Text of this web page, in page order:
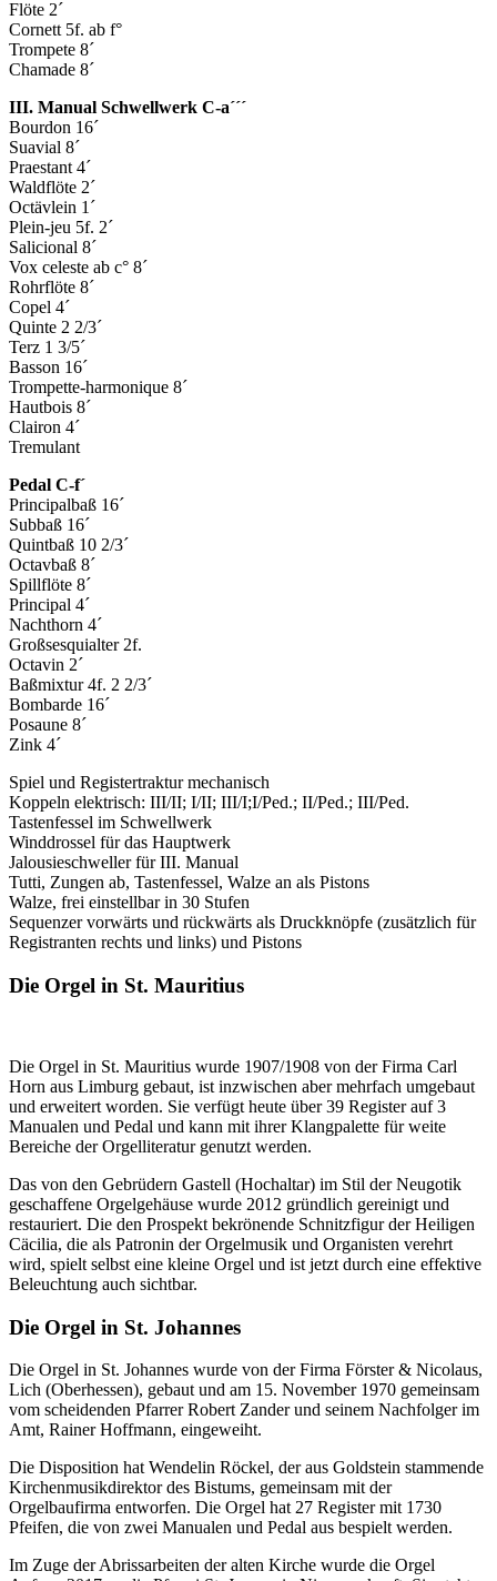
Flöte 2´
Cornett 5f. ab f°
Trompete 8´
Chamade 8´
III. Manual Schwellwerk C-a´´´
Bourdon 16´
Suavial 8´
Praestant 4´
Waldflöte 2´
Octävlein 1´
Plein-jeu 5f. 2´
Salicional 8´
Vox celeste ab c° 8´
Rohrflöte 8´
Copel 4´
Quinte 2 2/3´
Terz 1 3/5´
Basson 16´
Trompette-harmonique 8´
Hautbois 8´
Clairon 4´
Tremulant
Pedal C-f´
Principalbaß 16´
Subbaß 16´
Quintbaß 10 2/3´
Octavbaß 8´
Spillflöte 8´
Principal 4´
Nachthorn 4´
Großsesquialter 2f.
Octavin 2´
Baßmixtur 4f. 2 2/3´
Bombarde 16´
Posaune 8´
Zink 4´
Spiel und Registertraktur mechanisch
Koppeln elektrisch: III/II; I/II; III/I;I/Ped.; II/Ped.; III/Ped.
Tastenfessel im Schwellwerk
Winddrossel für das Hauptwerk
Jalousieschweller für III. Manual
Tutti, Zungen ab, Tastenfessel, Walze an als Pistons
Walze, frei einstellbar in 30 Stufen
Sequenzer vorwärts und rückwärts als Druckknöpfe (zusätzlich für
Registranten rechts und links) und Pistons
Die Orgel in St. Mauritius
Die Orgel in St. Mauritius wurde 1907/1908 von der Firma Carl
Horn aus Limburg gebaut, ist inzwischen aber mehrfach umgebaut
und erweitert worden. Sie verfügt heute über 39 Register auf 3
Manualen und Pedal und kann mit ihrer Klangpalette für weite
Bereiche der Orgelliteratur genutzt werden.
Das von den Gebrüdern Gastell (Hochaltar) im Stil der Neugotik
geschaffene Orgelgehäuse wurde 2012 gründlich gereinigt und
restauriert. Die den Prospekt bekrönende Schnitzfigur der Heiligen
Cäcilia, die als Patronin der Orgelmusik und Organisten verehrt
wird, spielt selbst eine kleine Orgel und ist jetzt durch eine effektive
Beleuchtung auch sichtbar.
Die Orgel in St. Johannes
Die Orgel in St. Johannes wurde von der Firma Förster & Nicolaus,
Lich (Oberhessen), gebaut und am 15. November 1970 gemeinsam
vom scheidenden Pfarrer Robert Zander und seinem Nachfolger im
Amt, Rainer Hoffmann, eingeweiht.
Die Disposition hat Wendelin Röckel, der aus Goldstein stammende
Kirchenmusikdirektor des Bistums, gemeinsam mit der
Orgelbaufirma entworfen. Die Orgel hat 27 Register mit 1730
Pfeifen, die von zwei Manualen und Pedal aus bespielt werden.
Im Zuge der Abrissarbeiten der alten Kirche wurde die Orgel